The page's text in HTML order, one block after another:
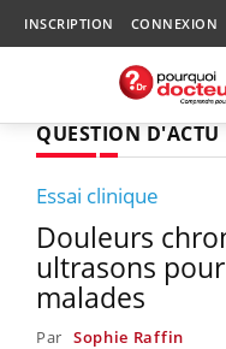
INSCRIPTION CONNEXION
QUESTION D'ACTU
Essai clinique
Douleurs
ultrasons
malades
Par Sophie Raffin